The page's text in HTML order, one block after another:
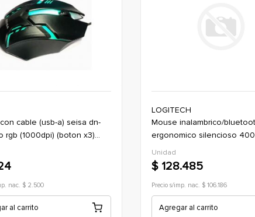
rgb (1000dpi) (boton x3)
gaming)
nac. $ 2.500
al carrito
LOGITECH
mouse inalambrico/bluetooth
ergonomico silencioso 400
/4000dpi logitech lift - negro
Unidad
$ 128.485
Precio s/imp. nac. $ 106.186
Agregar al carrito